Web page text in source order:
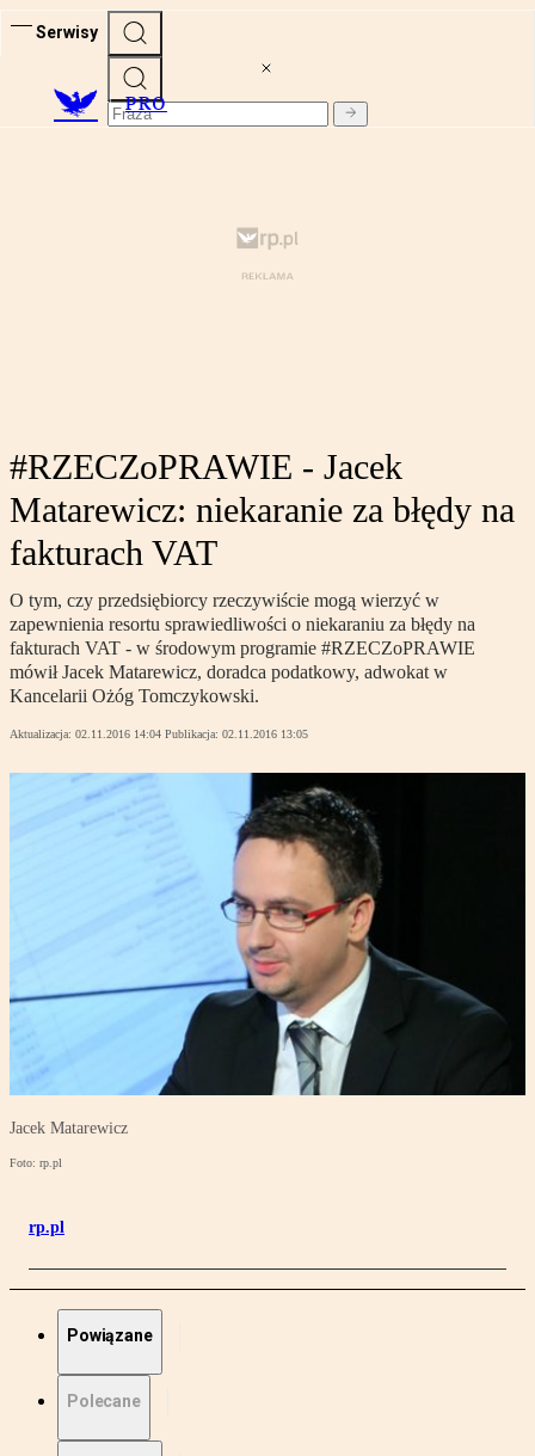
Serwisy
PRO
#RZECZoPRAWIE - Jacek
Matarewicz: niekaranie za błędy na
fakturach VAT
O tym, czy przedsiębiorcy rzeczywiście mogą wierzyć w
zapewnienia resortu sprawiedliwości o niekaraniu za błędy na
fakturach VAT - w środowym programie #RZECZoPRAWIE
mówił Jacek Matarewicz, doradca podatkowy, adwokat w
Kancelarii Ożóg Tomczykowski.
Aktualizacja: 02.11.2016 14:04 Publikacja: 02.11.2016 13:05
Jacek Matarewicz
Foto: rp.pl
rp.pl
Powiązane
Polecane